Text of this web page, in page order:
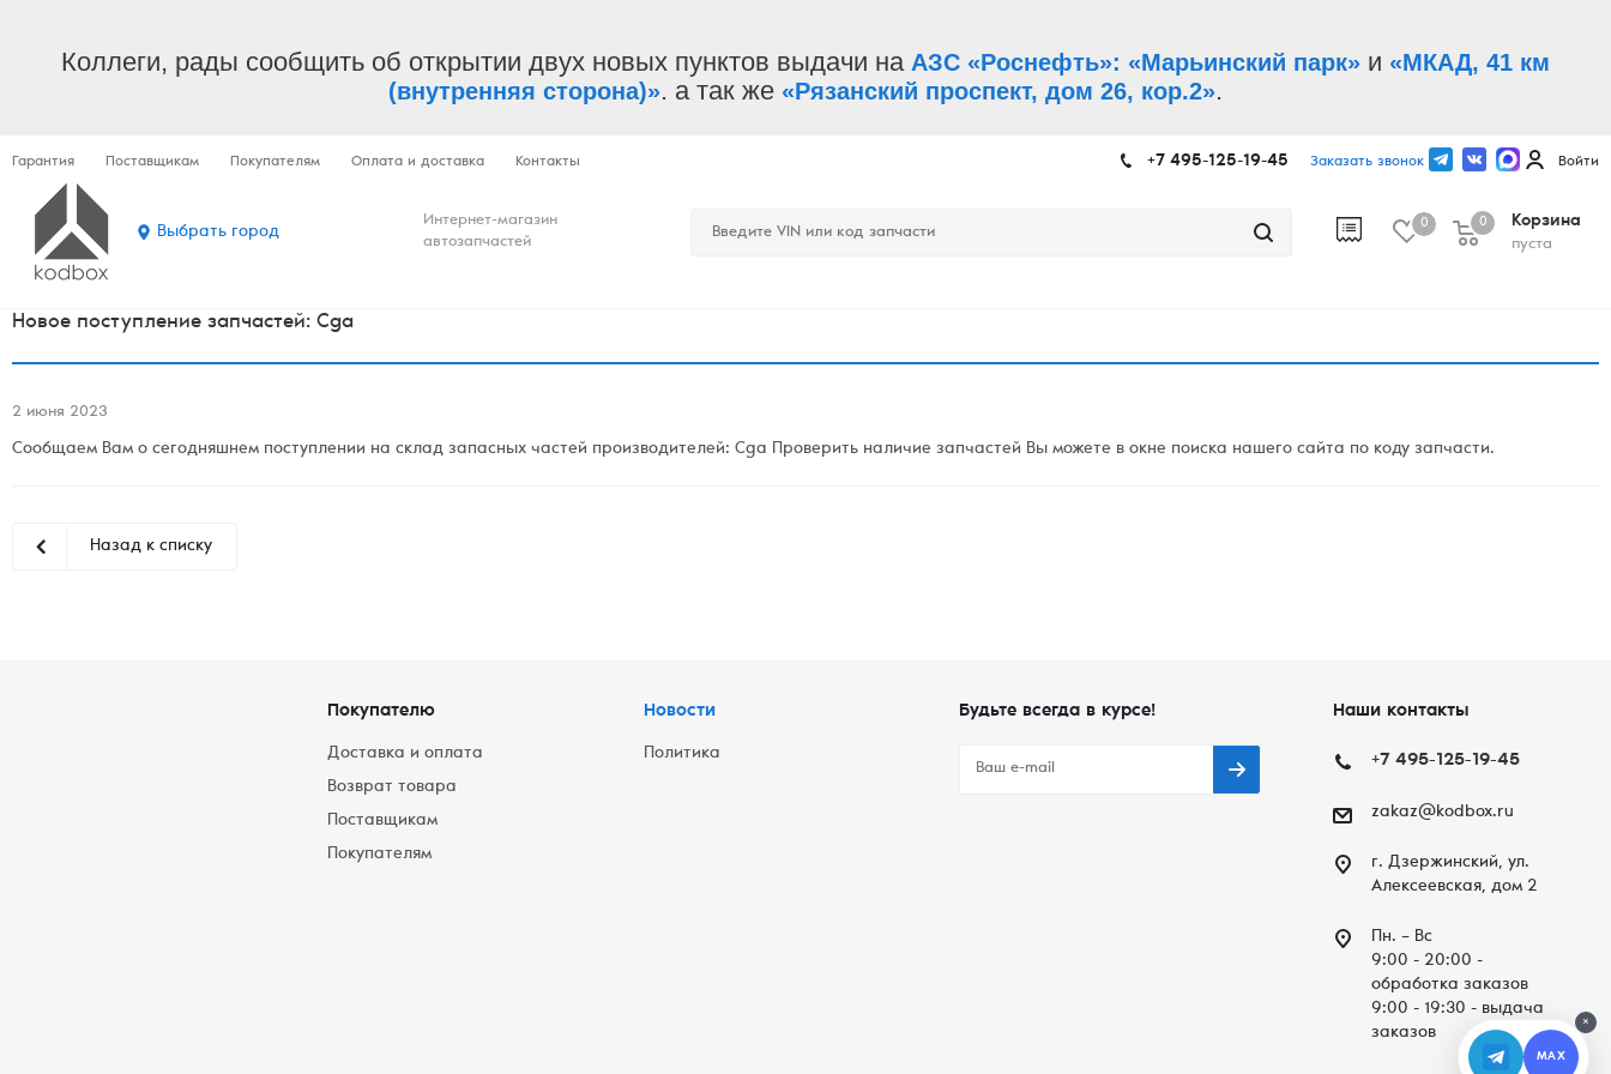
Коллеги, рады сообщить об открытии двух новых пунктов выдачи на АЗС «Роснефть»: «Марьинский парк» и «МКАД, 41 км
(внутренняя сторона)». а так же «Рязанский проспект, дом 26, кор.2».
Гарантия Поставщикам Покупателям Оплата и доставка Контакты +7 495-125-19-45 Заказать звонок Войти
Выбрать город
Интернет-магазин
автозапчастей
0
Корзина
пуста
0
Новое поступление запчастей: Cga
2 июня 2023
Сообщаем Вам о сегодняшнем поступлении на склад запасных частей производителей: Cga Проверить наличие запчастей Вы можете в окне поиска нашего сайта по коду запчасти.
Назад к списку
Покупателю
Доставка и оплата
Возврат товара
Поставщикам
Покупателям
Новости
Политика
Будьте всегда в курсе! Наши контакты
+7 495-125-19-45
zakaz@kodbox.ru
г. Дзержинский, ул.
Алексеевская, дом 2
Пн. – Вc
9:00 - 20:00 -
обработка заказов
9:00 - 19:30 - выдача
заказов
×
MAX